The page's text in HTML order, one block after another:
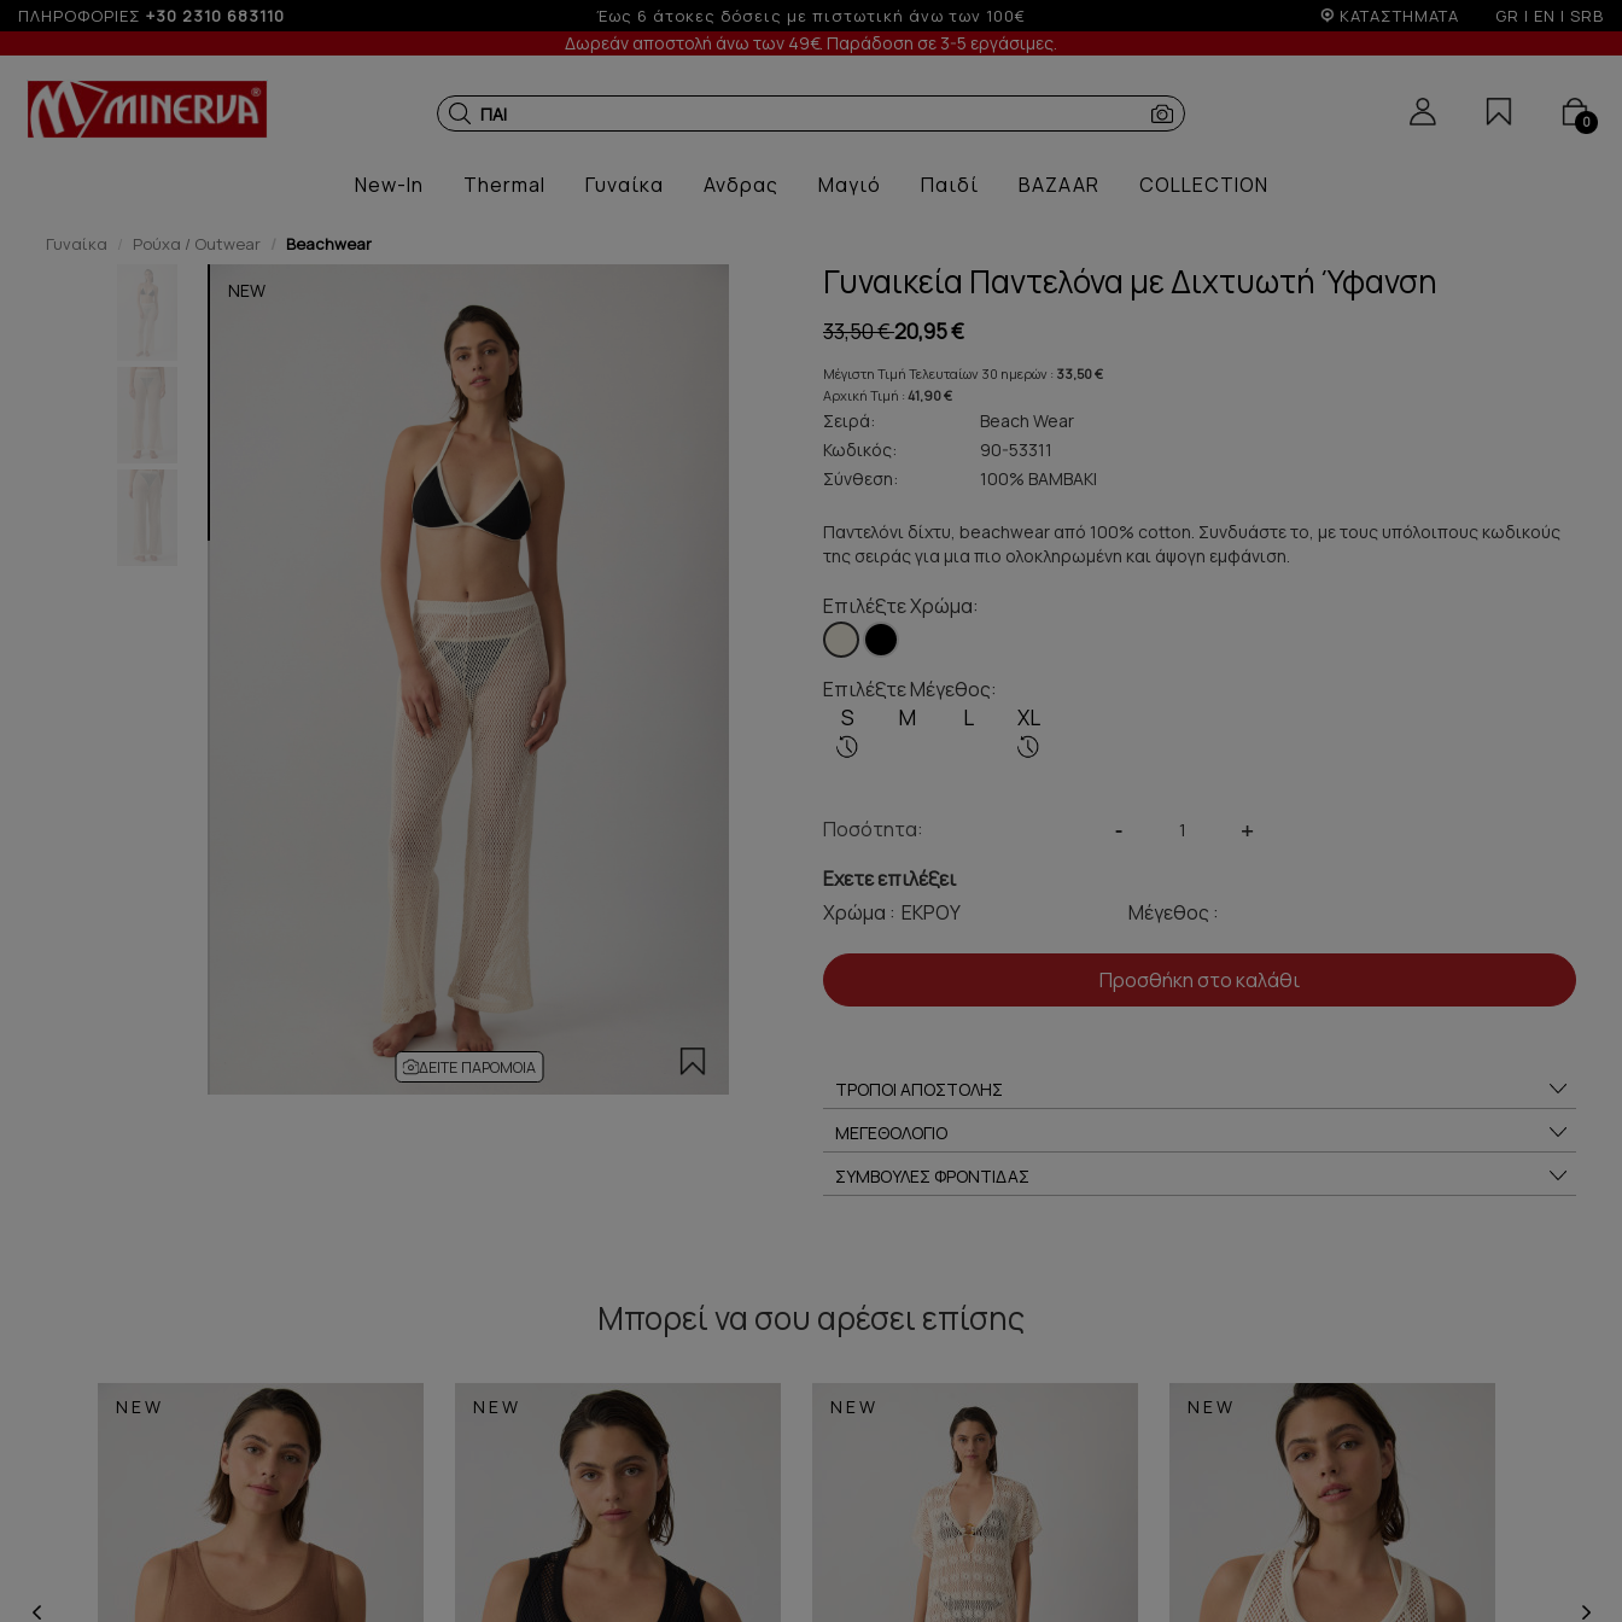
ΠΛΗΡΟΦΟΡΙΕΣ +30 2310 683110
Έως 6 άτοκες δόσεις με πιστωτική άνω των 100€ Έως 3 άτοκες δόσεις με πιστωτική άνω των 50€ ΚΑΤΑΣΤΗΜΑΤΑ GR | EN | SRB
Δωρεάν αποστολή άνω των 49€. Παράδοση σε 3-5 εργάσιμες.
ΠΑΙΔΙΚΑ ΕΣΩ 0
New-In Thermal Γυναίκα Ανδρας Μαγιό Παιδί BAZAAR COLLECTION
Γυναίκα Ρούχα / Outwear Beachwear
NEW
ΔΕΊΤΕ ΠΑΡΌΜΟΙΑ
Γυναικεία Παντελόνα με Διχτυωτή Ύφανση
33,50 €20,95 €
Μέγιστη Τιμή Τελευταίων 30 ημερών : 33,50 €
Αρχική Τιμή : 41,90 €
Σειρά:
Beach Wear
Κωδικός:
90-53311
Σύνθεση:
100% ΒΑΜΒΑΚΙ
Παντελόνι δίχτυ, beachwear από 100% cotton. Συνδυάστε το, με τους υπόλοιπους κωδικούς
της σειράς για μια πιο ολοκληρωμένη και άψογη εμφάνιση.
Επιλέξτε Χρώμα:
Επιλέξτε Μέγεθος:
S M L XL
Ποσότητα: - +
Εχετε επιλέξει
Χρώμα :
Μέγεθος :
Προσθήκη στο καλάθι
ΤΡΟΠΟΙ ΑΠΟΣΤΟΛΗΣ
ΜΕΓΕΘΟΛΟΓΙΟ
ΣΥΜΒΟΥΛΕΣ ΦΡΟΝΤΙΔΑΣ
Μπορεί να σου αρέσει επίσης
NEW NEW NEW NEW